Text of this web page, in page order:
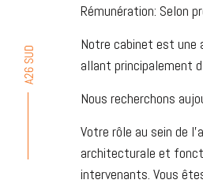
Rémunération: Selon
Notre cabinet est une
allant principalement
Nous recherchons
Votre rôle au sein de
architecturale et
intervenants. Vous